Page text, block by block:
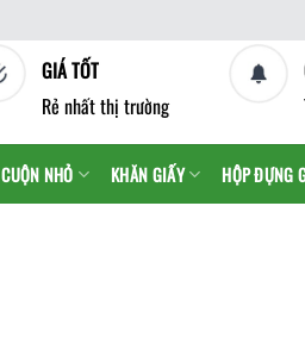
GIÁ TỐT
Rẻ nhất thị trường
NHỎ KHĂN GIẤY HỘP ĐỰNG